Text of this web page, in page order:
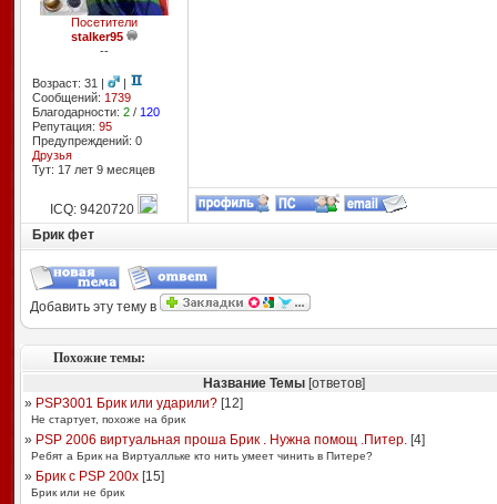
Посетители
stalker95
--
Возраст: 31 |
|
Сообщений: 1739
Благодарности: 2/ 120
Репутация: 95
Предупреждений: 0
Друзья
Тут: 17 лет 9 месяцев
ICQ: 9420720
Брик фет
Добавить эту тему в
Похожие темы:
Название Темы[ответов]
» PSP3001 Брик или ударили?[12]
Не стартует, похоже на брик
» PSP 2006 виртуальная проша Брик . Нужна помощ .Питер.[4]
Ребят а Брик на Виртуалльке кто нить умеет чинить в Питере?
» Брик с PSP 200x[15]
Брик или не брик